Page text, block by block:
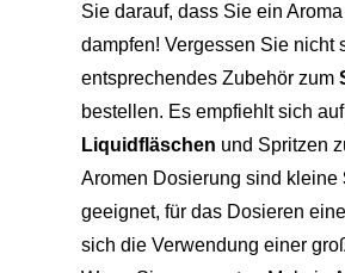
Sie darauf, dass Sie ein
dampfen! Vergessen Sie nicht
entsprechendes Zubehör zum
bestellen. Es empfiehlt sich
Liquidfläschen und Spritzen
Aromen Dosierung sind kleine
geeignet, für das Dosieren
sich die Verwendung einer